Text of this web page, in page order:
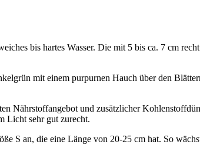
bis hartes Wasser. Die mit 5 bis ca. 7 cm
mit einem purpurnen Hauch über den
Nährstoffangebot und zusätzlicher
Licht sehr gut zurecht.
S an, die eine Länge von 20-25 cm hat. So